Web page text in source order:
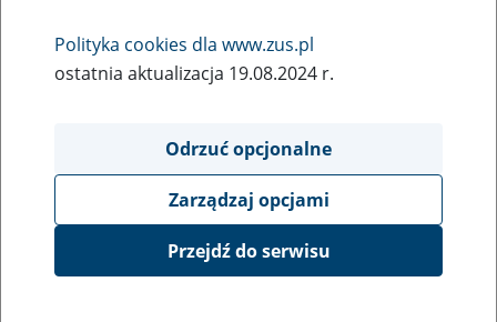
Rodzaj wydarzenia
Szkolenia
Płatnicy, ubezpieczeni, świadczeniobiorcy
Event description
Szkolenie stacjonarne w siedzibie firmy, instytucji, urzędu.
Polityka cookies dla www.zus.pl
ostatnia aktualizacja 19.08.2024 r.
Odrzuć opcjonalne
Zarządzaj opcjami
Przejdź do serwisu